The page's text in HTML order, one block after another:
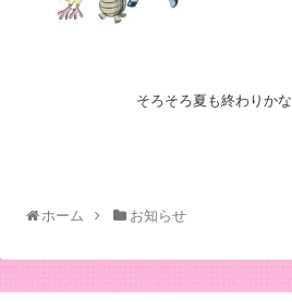
そろそろ夏も終わりかな
ホーム お知らせ